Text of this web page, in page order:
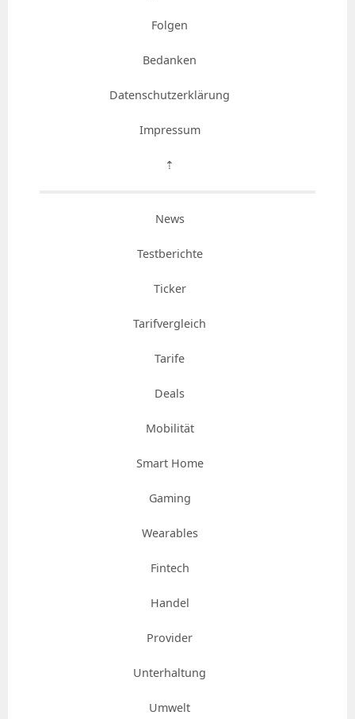
Folgen
Bedanken
Datenschutzerklärung
Impressum
⇡
News
Testberichte
Ticker
Tarifvergleich
Tarife
Deals
Mobilität
Smart Home
Gaming
Wearables
Fintech
Handel
Provider
Unterhaltung
Umwelt